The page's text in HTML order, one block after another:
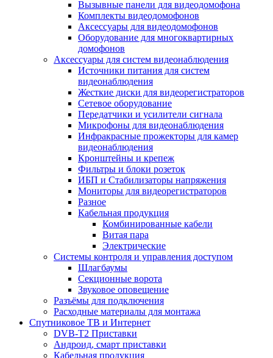
Вызывные панели для видеодомофона
Комплекты видеодомофонов
Аксессуары для видеодомофонов
Оборудование для многоквартирных
домофонов
Аксессуары для систем видеонаблюдения
Источники питания для систем
видеонаблюдения
Жесткие диски для видеорегистраторов
Сетевое оборудование
Передатчики и усилители сигнала
Микрофоны для видеонаблюдения
Инфракрасные прожекторы для камер
видеонаблюдения
Кронштейны и крепеж
Фильтры и блоки розеток
ИБП и Стабилизаторы напряжения
Мониторы для видеорегистраторов
Разное
Кабельная продукция
Комбинированные кабели
Витая пара
Электрические
Системы контроля и управления доступом
Шлагбаумы
Секционные ворота
Звуковое оповещение
Разъёмы для подключения
Расходные материалы для монтажа
Спутниковое ТВ и Интернет
DVB-Т2 Приставки
Андроид, смарт приставки
Кабельная продукция